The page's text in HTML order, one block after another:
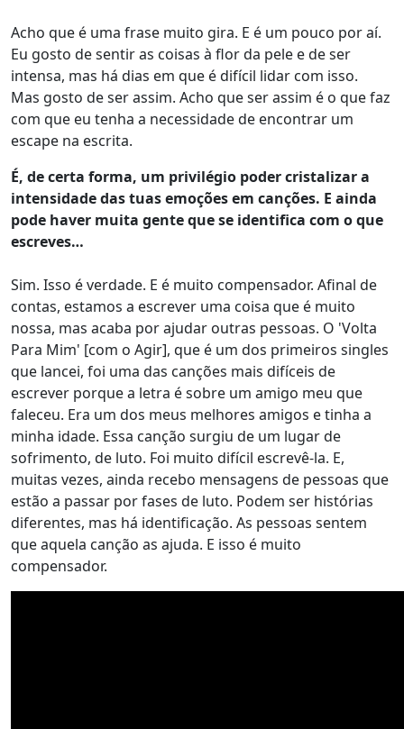
Acho que é uma frase muito gira. E é um pouco por aí.
Eu gosto de sentir as coisas à flor da pele e de ser
intensa, mas há dias em que é difícil lidar com isso.
Mas gosto de ser assim. Acho que ser assim é o que faz
com que eu tenha a necessidade de encontrar um
escape na escrita.
É, de certa forma, um privilégio poder cristalizar a
intensidade das tuas emoções em canções. E ainda
pode haver muita gente que se identifica com o que
escreves…
Sim. Isso é verdade. E é muito compensador. Afinal de
contas, estamos a escrever uma coisa que é muito
nossa, mas acaba por ajudar outras pessoas. O 'Volta
Para Mim' [com o Agir], que é um dos primeiros singles
que lancei, foi uma das canções mais difíceis de
escrever porque a letra é sobre um amigo meu que
faleceu. Era um dos meus melhores amigos e tinha a
minha idade. Essa canção surgiu de um lugar de
sofrimento, de luto. Foi muito difícil escrevê-la. E,
muitas vezes, ainda recebo mensagens de pessoas que
estão a passar por fases de luto. Podem ser histórias
diferentes, mas há identificação. As pessoas sentem
que aquela canção as ajuda. E isso é muito
compensador.